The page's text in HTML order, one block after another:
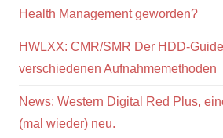
Health Management geworden?
HWLXX: CMR/SMR Der HDD-
verschiedenen Aufnahmemethoden
News: Western Digital Red Plus,
(mal wieder) neu.